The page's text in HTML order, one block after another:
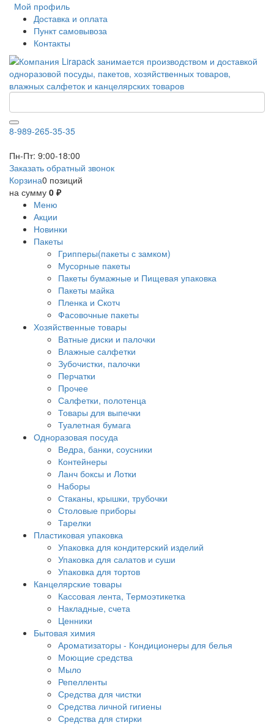
Мой профиль
Доставка и оплата
Пункт самовывоза
Контакты
8-989-265-35-35
Пн-Пт: 9:00-18:00
Заказать обратный звонок
Корзина0 позиций
на сумму 0 ₽
Меню
Акции
Новинки
Пакеты
Грипперы(пакеты с замком)
Мусорные пакеты
Пакеты бумажные и Пищевая упаковка
Пакеты майка
Пленка и Скотч
Фасовочные пакеты
Хозяйственные товары
Ватные диски и палочки
Влажные салфетки
Зубочистки, палочки
Перчатки
Прочее
Салфетки, полотенца
Товары для выпечки
Туалетная бумага
Одноразовая посуда
Ведра, банки, соусники
Контейнеры
Ланч боксы и Лотки
Наборы
Стаканы, крышки, трубочки
Столовые приборы
Тарелки
Пластиковая упаковка
Упаковка для кондитерский изделий
Упаковка для салатов и суши
Упаковка для тортов
Канцелярские товары
Кассовая лента, Термоэтикетка
Накладные, счета
Ценники
Бытовая химия
Ароматизаторы - Кондиционеры для белья
Моющие средства
Мыло
Репелленты
Средства для чистки
Средства личной гигиены
Средства для стирки